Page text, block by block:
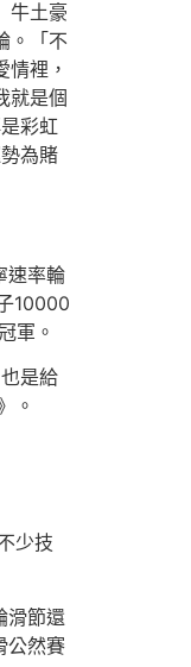
牛土豪
。「不
裡，
就是個
彩虹
為賭
速率輪
10000
軍。
是給
。
少技
滑節還
公然賽